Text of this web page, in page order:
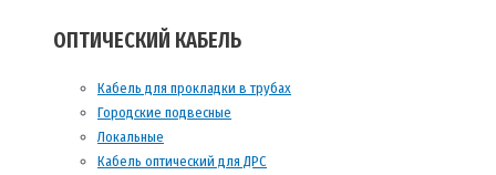
ОПТИЧЕСКИЙ КАБЕЛЬ
Кабель для прокладки в трубах
Городские подвесные
Локальные
Кабель оптический для ДРС